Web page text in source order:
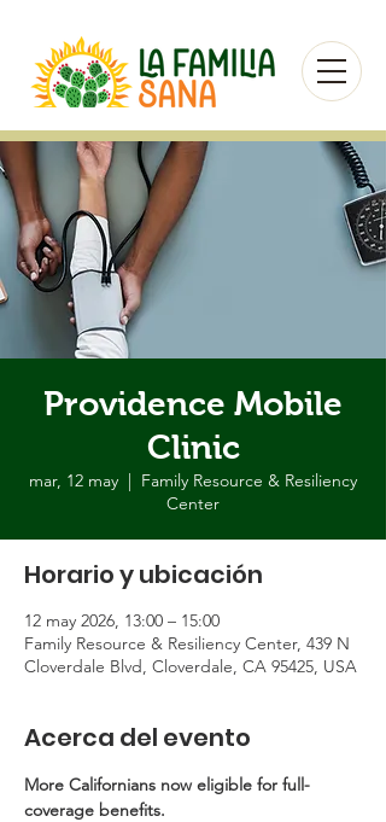
Providence Mobile
Clinic
mar, 12 may
  |
Family Resource & Resiliency
Center
Horario y ubicación
12 may 2026, 13:00 – 15:00
Family Resource & Resiliency Center, 439 N
Cloverdale Blvd, Cloverdale, CA 95425, USA
Acerca del evento
More Californians now eligible for full-
coverage benefits.